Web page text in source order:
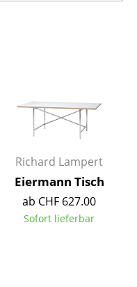
Richard Lampert
Eiermann Tisch
ab CHF 627.00
Sofort lieferbar